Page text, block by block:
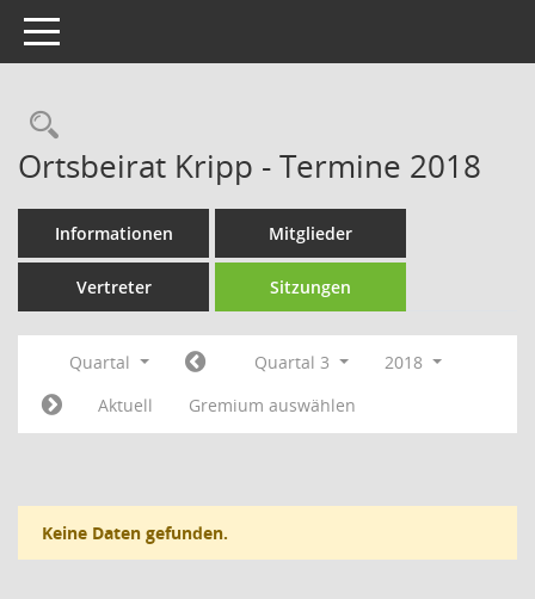
Toggle navigation
Rechercheauswahl
Ortsbeirat Kripp - Termine 2018
Informationen Mitglieder
Vertreter Sitzungen
Quartal Quartal 3
2018
Aktuell
Gremium auswählen
Keine Daten gefunden.